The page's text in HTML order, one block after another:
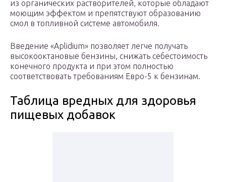
из органических растворителей, которые обладают
моющим эффектом и препятствуют образованию
смол в топливной системе автомобиля.
Введение «Aplidium» позволяет легче получать
высокооктановые бензины, снижать себестоимость
конечного продукта и при этом полностью
соответствовать требованиям Евро-5 к бензинам.
Таблица вредных для здоровья
пищевых добавок